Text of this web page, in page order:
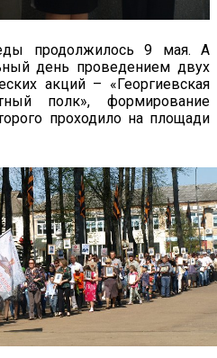
продолжилось 9 мая. А
день проведением двух
акций – «Георгиевская
полк», формирование
проходило на площади